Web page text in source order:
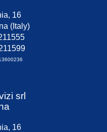
16
(Italy)
srl
16